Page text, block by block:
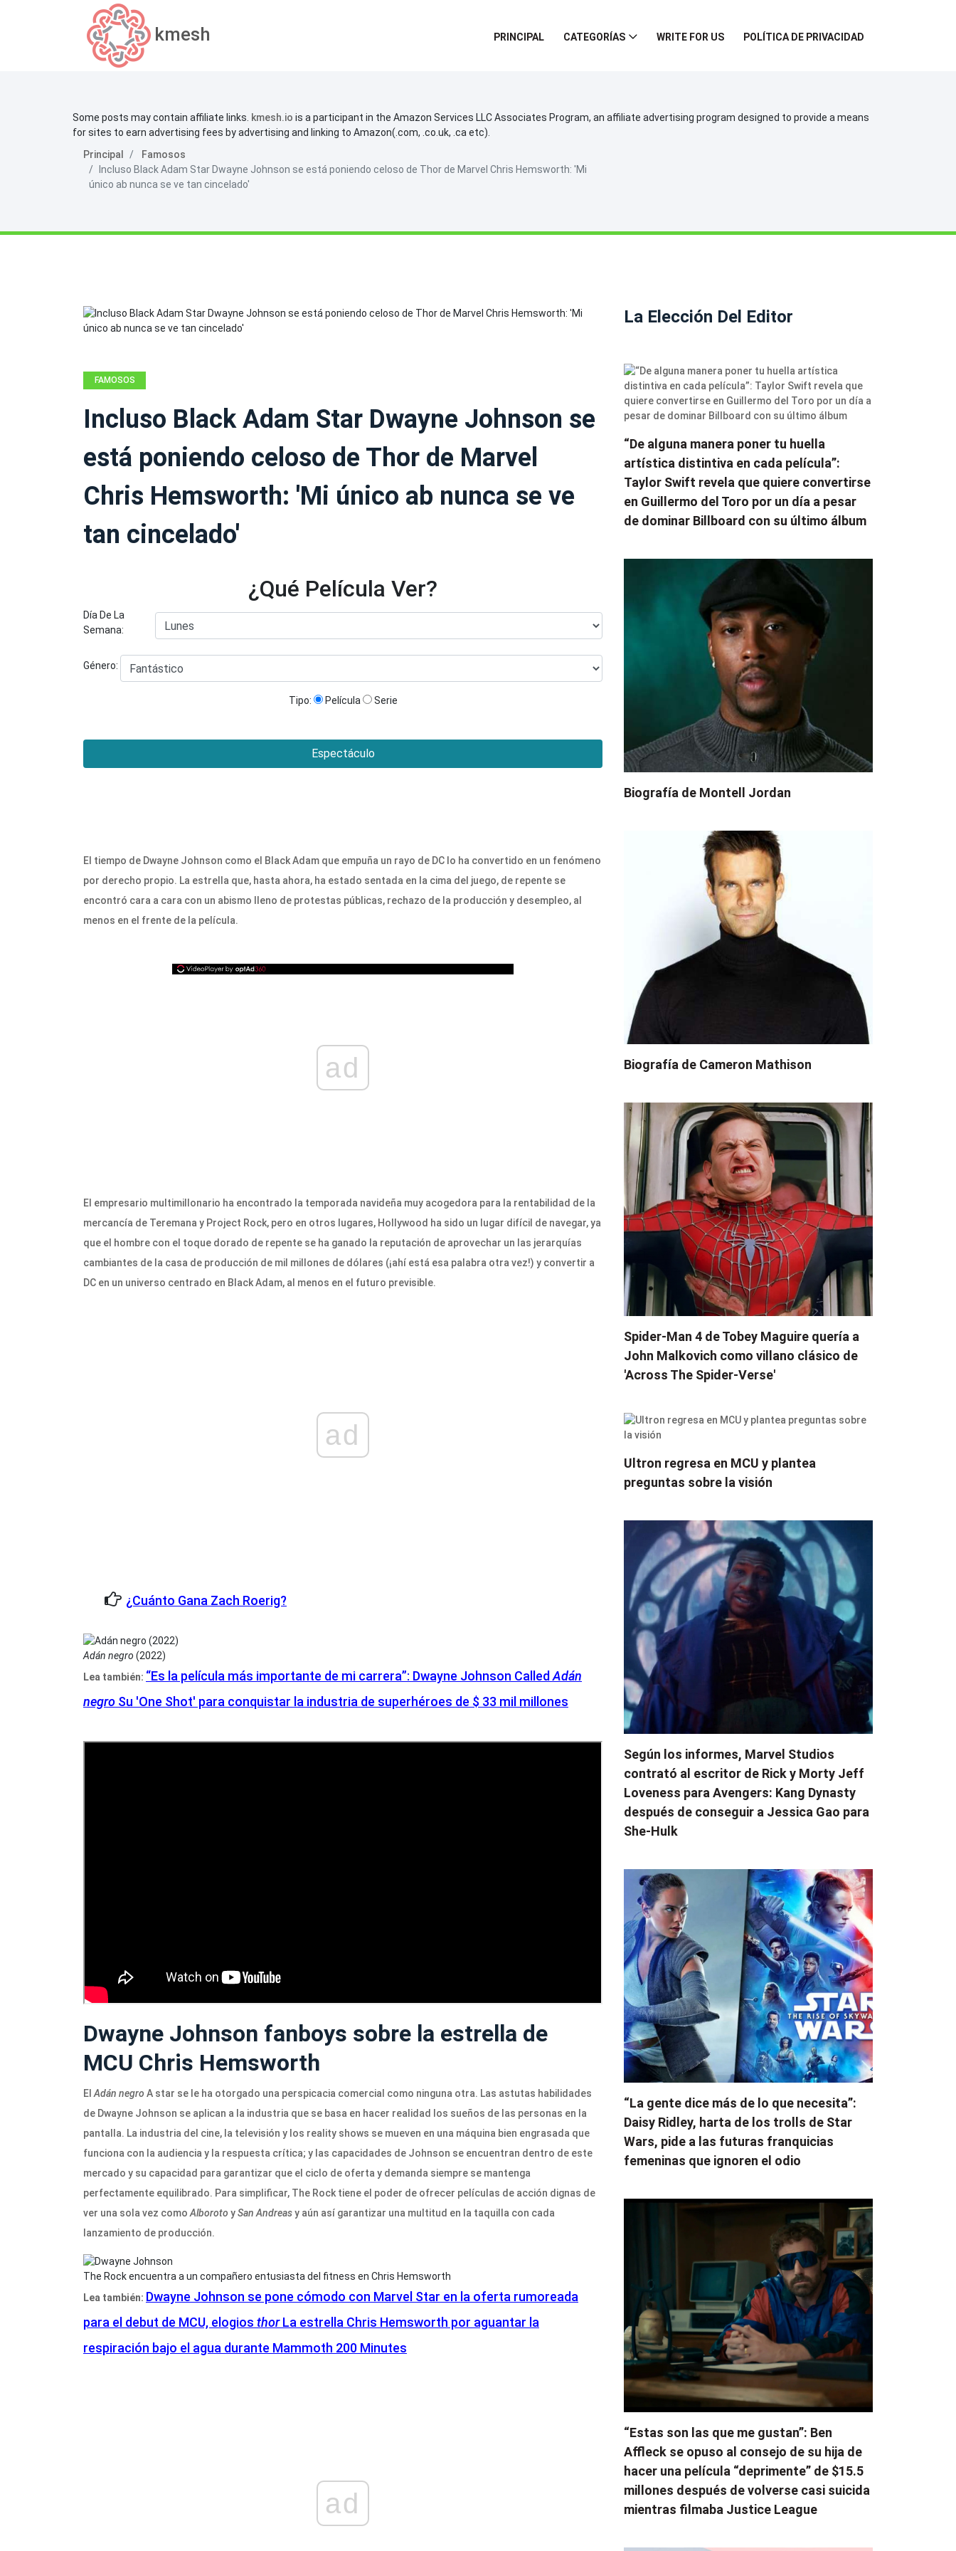
kmesh PRINCIPAL CATEGORÍAS WRITE FOR US POLÍTICA DE PRIVACIDAD
Some posts may contain affiliate links. kmesh.io is a participant in the Amazon Services LLC Associates Program, an affiliate advertising program designed to provide a means
for sites to earn advertising fees by advertising and linking to Amazon(.com, .co.uk, .ca etc).
Principal
Famosos
Incluso Black Adam Star Dwayne Johnson se está poniendo celoso de Thor de Marvel Chris Hemsworth: 'Mi
único ab nunca se ve tan cincelado'
FAMOSOS
Incluso Black Adam Star Dwayne Johnson se
está poniendo celoso de Thor de Marvel
Chris Hemsworth: 'Mi único ab nunca se ve
tan cincelado'
¿Qué Película Ver?
Día De La
Semana:
Género:
Tipo: Película Serie
Espectáculo
El tiempo de Dwayne Johnson como el Black Adam que empuña un rayo de DC lo ha convertido en un fenómeno
por derecho propio. La estrella que, hasta ahora, ha estado sentada en la cima del juego, de repente se
encontró cara a cara con un abismo lleno de protestas públicas, rechazo de la producción y desempleo, al
menos en el frente de la película.
ad
El empresario multimillonario ha encontrado la temporada navideña muy acogedora para la rentabilidad de la
mercancía de Teremana y Project Rock, pero en otros lugares, Hollywood ha sido un lugar difícil de navegar, ya
que el hombre con el toque dorado de repente se ha ganado la reputación de aprovechar un las jerarquías
cambiantes de la casa de producción de mil millones de dólares (¡ahí está esa palabra otra vez!) y convertir a
DC en un universo centrado en Black Adam, al menos en el futuro previsible.
ad
¿Cuánto Gana Zach Roerig?
Adán negro (2022)
Lea también: “Es la película más importante de mi carrera”: Dwayne Johnson Called Adán
negro Su 'One Shot' para conquistar la industria de superhéroes de $ 33 mil millones
Dwayne Johnson fanboys sobre la estrella de
MCU Chris Hemsworth
El Adán negro A star se le ha otorgado una perspicacia comercial como ninguna otra. Las astutas habilidades
de Dwayne Johnson se aplican a la industria que se basa en hacer realidad los sueños de las personas en la
pantalla. La industria del cine, la televisión y los reality shows se mueven en una máquina bien engrasada que
funciona con la audiencia y la respuesta crítica; y las capacidades de Johnson se encuentran dentro de este
mercado y su capacidad para garantizar que el ciclo de oferta y demanda siempre se mantenga
perfectamente equilibrado. Para simplificar, The Rock tiene el poder de ofrecer películas de acción dignas de
ver una sola vez como Alboroto ySan Andreasy aún así garantizar una multitud en la taquilla con cada
lanzamiento de producción.
The Rock encuentra a un compañero entusiasta del fitness en Chris Hemsworth
Lea también: Dwayne Johnson se pone cómodo con Marvel Star en la oferta rumoreada
para el debut de MCU, elogios thorLa estrella Chris Hemsworth por aguantar la
respiración bajo el agua durante Mammoth 200 Minutes
ad
La Elección Del Editor
“De alguna manera poner tu huella
artística distintiva en cada película”:
Taylor Swift revela que quiere convertirse
en Guillermo del Toro por un día a pesar
de dominar Billboard con su último álbum
Biografía de Montell Jordan
Biografía de Cameron Mathison
Spider-Man 4 de Tobey Maguire quería a
John Malkovich como villano clásico de
'Across The Spider-Verse'
Ultron regresa en MCU y plantea
preguntas sobre la visión
Según los informes, Marvel Studios
contrató al escritor de Rick y Morty Jeff
Loveness para Avengers: Kang Dynasty
después de conseguir a Jessica Gao para
She-Hulk
“La gente dice más de lo que necesita”:
Daisy Ridley, harta de los trolls de Star
Wars, pide a las futuras franquicias
femeninas que ignoren el odio
“Estas son las que me gustan”: Ben
Affleck se opuso al consejo de su hija de
hacer una película “deprimente” de $15.5
millones después de volverse casi suicida
mientras filmaba Justice League